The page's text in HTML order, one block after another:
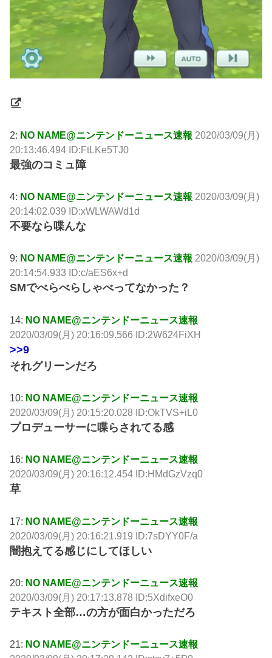
2: NO NAME@ニンテンドーニュース速報 2020/03/09(月)
20:13:46.494 ID:FtLKe5TJ0
最強のコミュ障
4: NO NAME@ニンテンドーニュース速報 2020/03/09(月)
20:14:02.039 ID:xWLWAWd1d
不要なら喋んな
9: NO NAME@ニンテンドーニュース速報 2020/03/09(月)
20:14:54.933 ID:c/aES6x+d
SMでべらべらしゃべってなかった？
14: NO NAME@ニンテンドーニュース速報
2020/03/09(月) 20:16:09.566 ID:2W624FiXH
>>9
それグリーンだろ
10: NO NAME@ニンテンドーニュース速報
2020/03/09(月) 20:15:20.028 ID:OkTVS+iL0
プロデューサーに喋らされてる感
16: NO NAME@ニンテンドーニュース速報
2020/03/09(月) 20:16:12.454 ID:HMdGzVzq0
草
17: NO NAME@ニンテンドーニュース速報
2020/03/09(月) 20:16:21.919 ID:7sDYY0F/a
闇抱えてる感じにしてほしい
20: NO NAME@ニンテンドーニュース速報
2020/03/09(月) 20:17:13.878 ID:5XdifxeO0
テキスト全部…の方が面白かっただろ
21: NO NAME@ニンテンドーニュース速報